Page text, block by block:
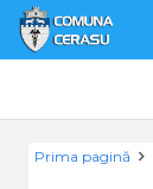
Prima pagină